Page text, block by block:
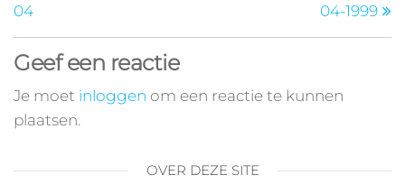
04
04-1999
Geef een reactie
Je moet inloggen om een reactie te kunnen
plaatsen.
OVER DEZE SITE